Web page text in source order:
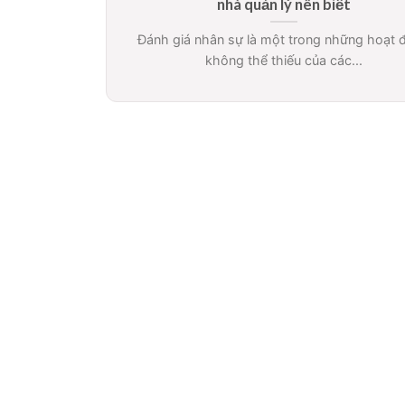
nhà quản lý nên biết
Đánh giá nhân sự là một trong những hoạt
không thể thiếu của các...